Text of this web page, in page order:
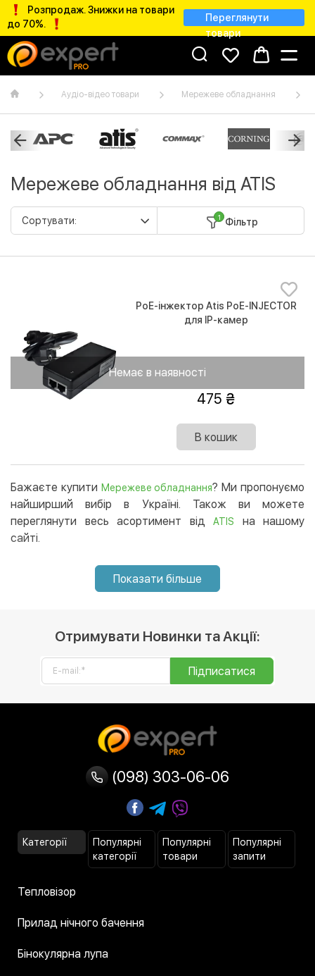
Розпродаж. Знижки на товари
до 70%.
Переглянути
товари
Аудіо-відео товари Мережеве обладнання
Мережеве обладнання від ATIS
1 Фільтр
Немає в наявності
PoE-інжектор Atis PoE-INJECTOR
для IP-камер
475
В кошик
Бажаєте купити Мережеве обладнання? Ми пропонуємо
найширший вибір в Україні. Також ви можете
переглянути весь асортимент від ATIS
на нашому
сайті.
Показати більше
Отримувати Новинки та Акції:
Підписатися
(098) 303-06-06
Категорії
Популярні
категорії
Популярні
товари
Популярні
запити
Тепловізор
Прилад нічного бачення
Бінокулярна лупа